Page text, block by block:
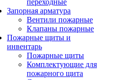
переходные
Запорная арматура
Вентили пожарные
Клапаны пожарные
Пожарные щиты и
инвентарь
Пожарные щиты
Комплектующие для
пожарного щита